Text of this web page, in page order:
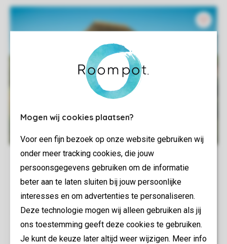
Mogen wij cookies plaatsen?
Voor een fijn bezoek op onze website gebruiken wij
onder meer tracking cookies, die jouw
persoonsgegevens gebruiken om de informatie
beter aan te laten sluiten bij jouw persoonlijke
interesses en om advertenties te personaliseren.
Deze technologie mogen wij alleen gebruiken als jij
ons toestemming geeft deze cookies te gebruiken.
Je kunt de keuze later altijd weer wijzigen. Meer info